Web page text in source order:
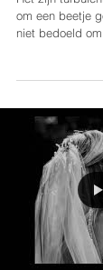
Het zijn
om een beetje